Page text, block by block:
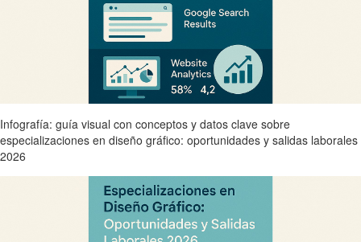
Infografía: guía visual con conceptos y datos clave sobre
especializaciones en diseño gráfico: oportunidades y salidas laborales
2026